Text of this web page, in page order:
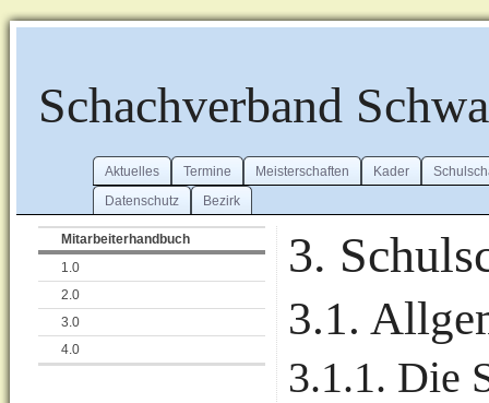
Schachverband
Aktuelles Termine Meisterschaften Kader
Datenschutz
Bezirk
Mitarbeiterhandbuch
1.0
2.0
3.0
4.0
3.
3.1.
3.1.1. Die